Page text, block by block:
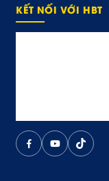
KẾT NỐI VỚI HBT